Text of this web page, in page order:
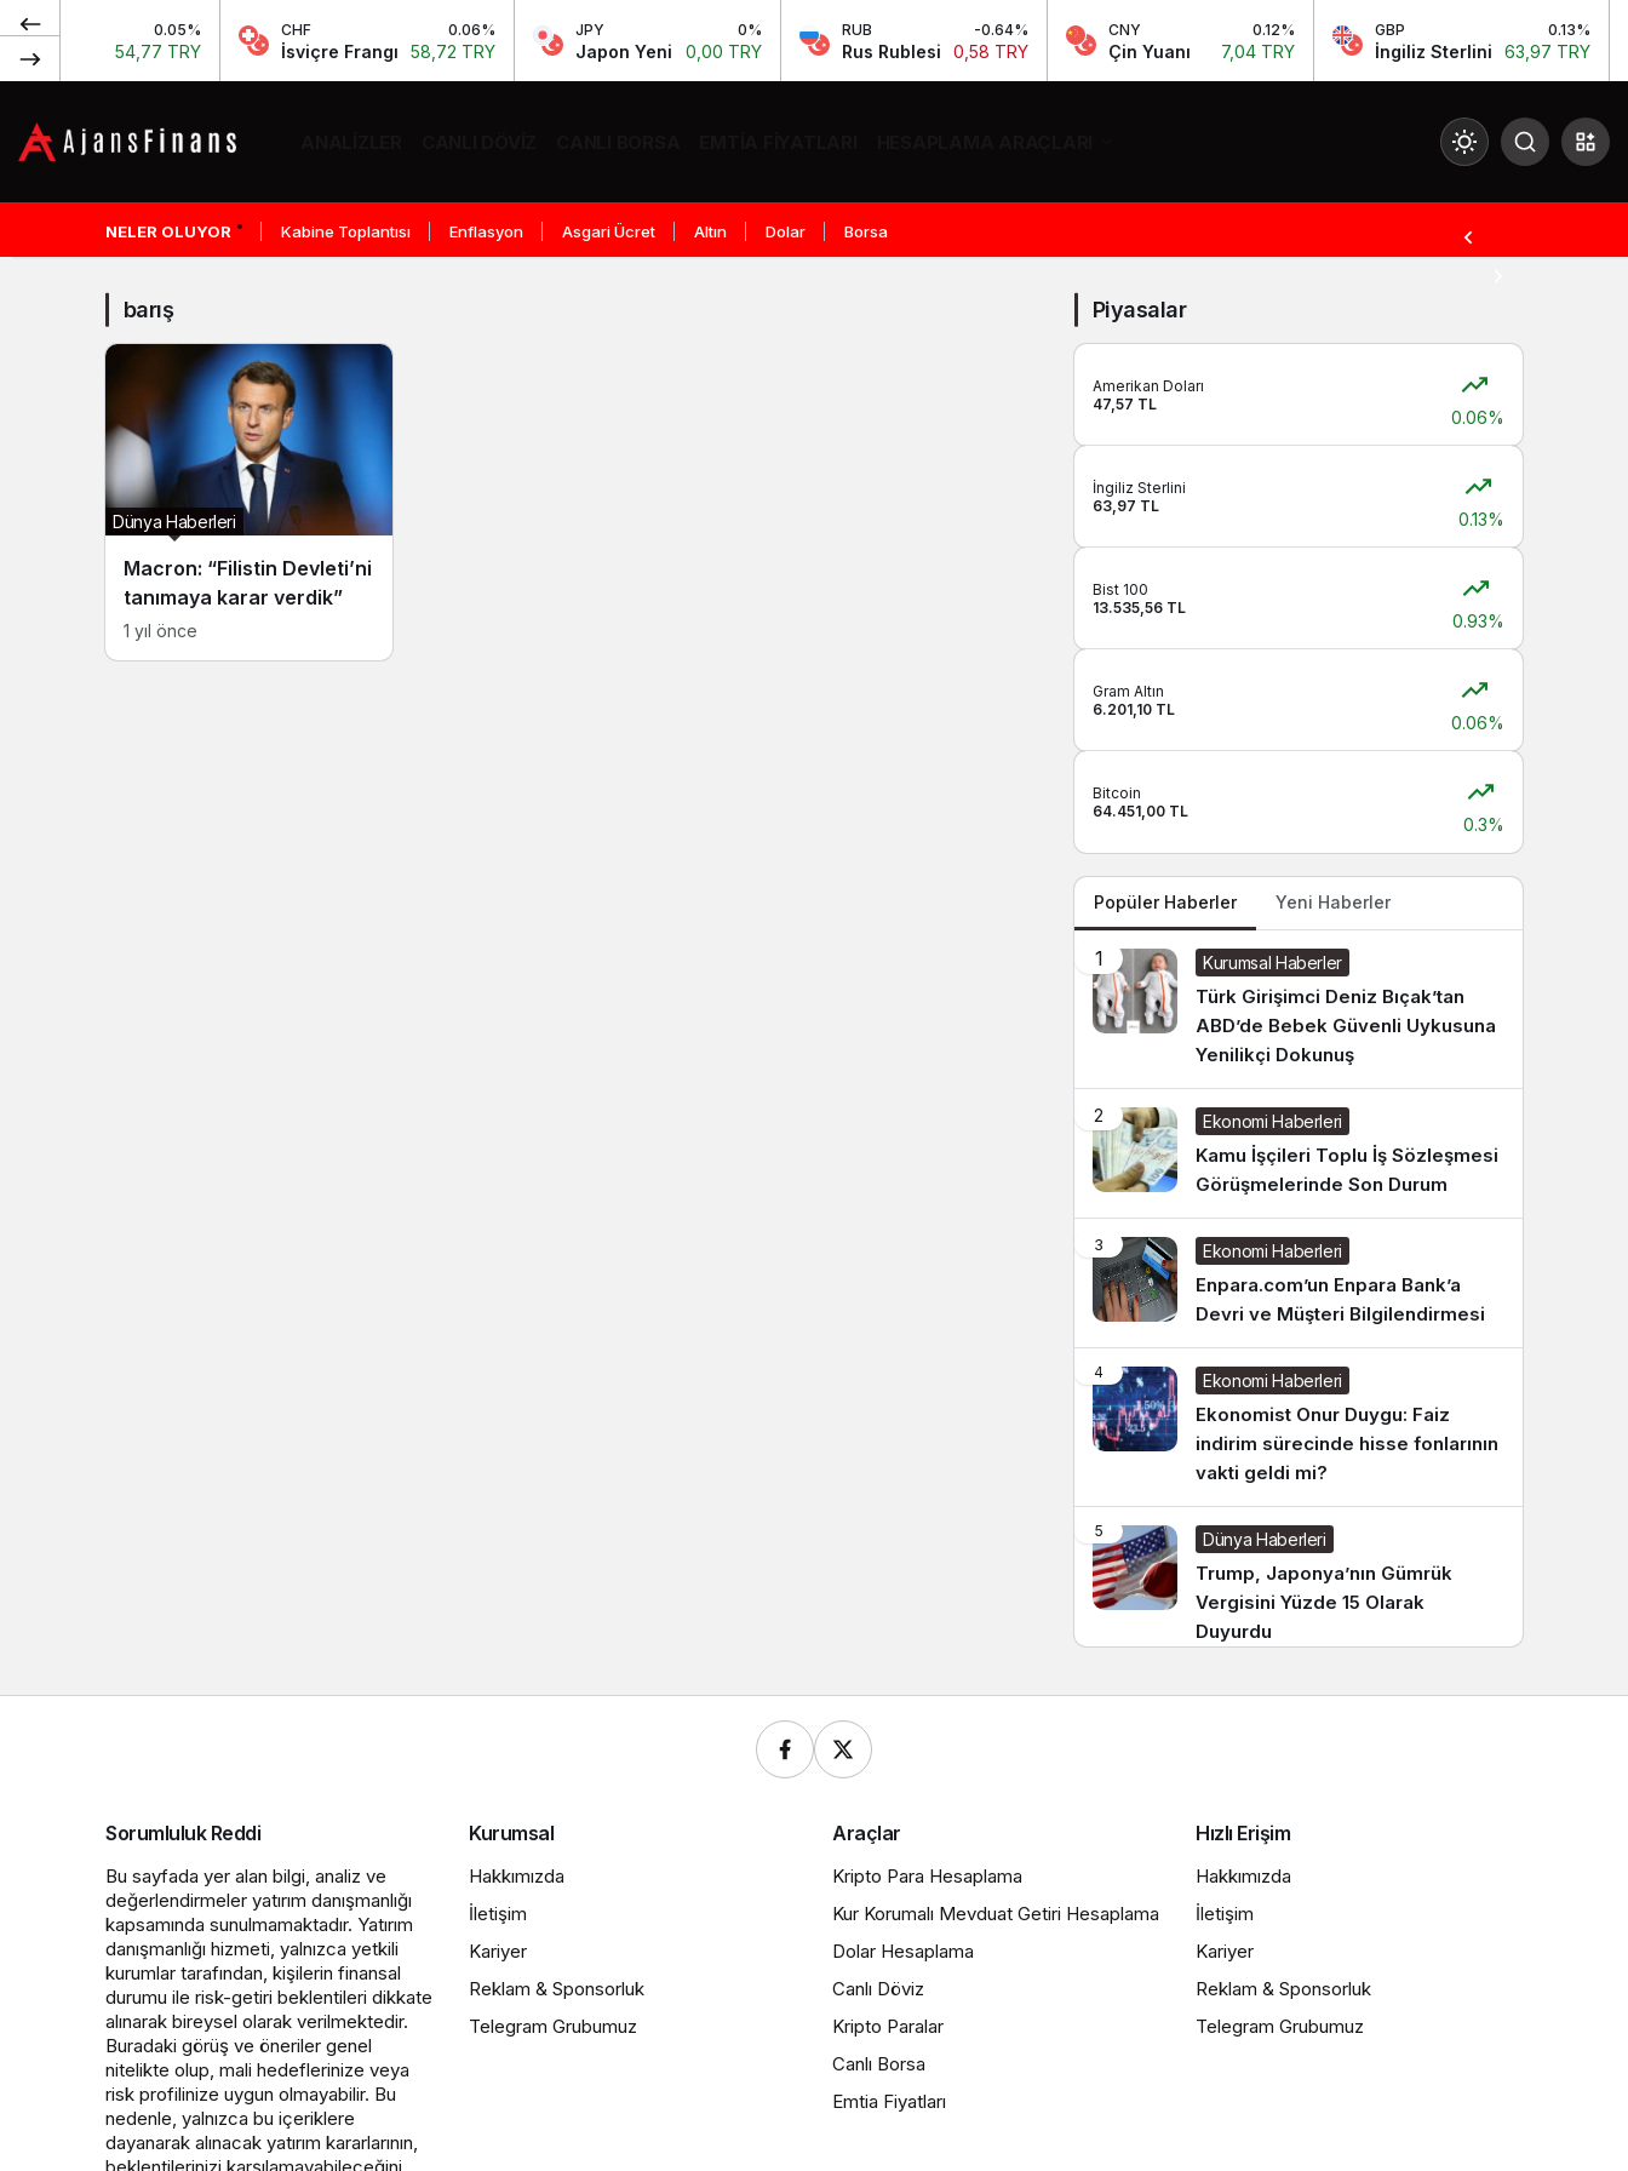
0.05%
54,77 TRY
CHF 0.06%
İsviçre Frangı 58,72 TRY
JPY
Japon Yeni 0,00 TRY
RUB -0.64%
Rus Rublesi 0,58 TRY
CNY 0.12%
Çin Yuanı 7,04 TRY
GBP 0.13%
İngiliz Sterlini 63,97 TRY
Haberleri
Mod
Gündüz modunu seçin.
Gece modunu seçin.
Sistem modunu seçin.
NELER OLUYOR Kabine Toplantısı Enflasyon Asgari Ücret Altın Dolar Borsa
barış
Macron: “Filistin Devleti’ni
tanımaya karar verdik”
Dünya Haberleri
1 yıl önce
Piyasalar
Amerikan Doları
47,57 TL
0.06%
İngiliz Sterlini
63,97 TL
0.13%
Bist 100
13.535,56 TL
0.93%
Gram Altın
6.201,10 TL
0.06%
Bitcoin
64.451,00 TL
0.3%
Popüler Haberler Yeni Haberler
1 Kurumsal Haberler
Türk Girişimci Deniz Bıçak’tan
ABD’de Bebek Güvenli Uykusuna
Yenilikçi Dokunuş
2 Ekonomi Haberleri
Kamu İşçileri Toplu İş Sözleşmesi
Görüşmelerinde Son Durum
3 Ekonomi Haberleri
Enpara.com’un Enpara Bank’a
Devri ve Müşteri Bilgilendirmesi
4 Ekonomi Haberleri
Ekonomist Onur Duygu: Faiz
indirim sürecinde hisse fonlarının
vakti geldi mi?
5 Dünya Haberleri
Trump, Japonya’nın Gümrük
Vergisini Yüzde 15 Olarak
Duyurdu
Sorumluluk Reddi
Bu sayfada yer alan bilgi, analiz ve
değerlendirmeler yatırım danışmanlığı
kapsamında sunulmamaktadır. Yatırım
danışmanlığı hizmeti, yalnızca yetkili
kurumlar tarafından, kişilerin finansal
durumu ile risk-getiri beklentileri dikkate
alınarak bireysel olarak verilmektedir.
Buradaki görüş ve öneriler genel
nitelikte olup, mali hedeflerinize veya
risk profilinize uygun olmayabilir. Bu
nedenle, yalnızca bu içeriklere
dayanarak alınacak yatırım kararlarının,
Kurumsal
Hakkımızda
İletişim
Kariyer
Reklam & Sponsorluk
Telegram Grubumuz
Araçlar
Kripto Para Hesaplama
Kur Korumalı Mevduat Getiri Hesaplama
Dolar Hesaplama
Canlı Döviz
Kripto Paralar
Canlı Borsa
Emtia Fiyatları
Hızlı Erişim
Hakkımızda
İletişim
Kariyer
Reklam & Sponsorluk
Telegram Grubumuz